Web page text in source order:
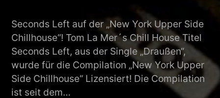
Seconds Left auf der „New York Upper Side
Chillhouse“! Tom La Mer´s Chill House Titel
Seconds Left, aus der Single „Draußen“,
wurde für die Compilation „New York Upper
Side Chillhouse“ Lizensiert! Die Compilation
ist seit dem…